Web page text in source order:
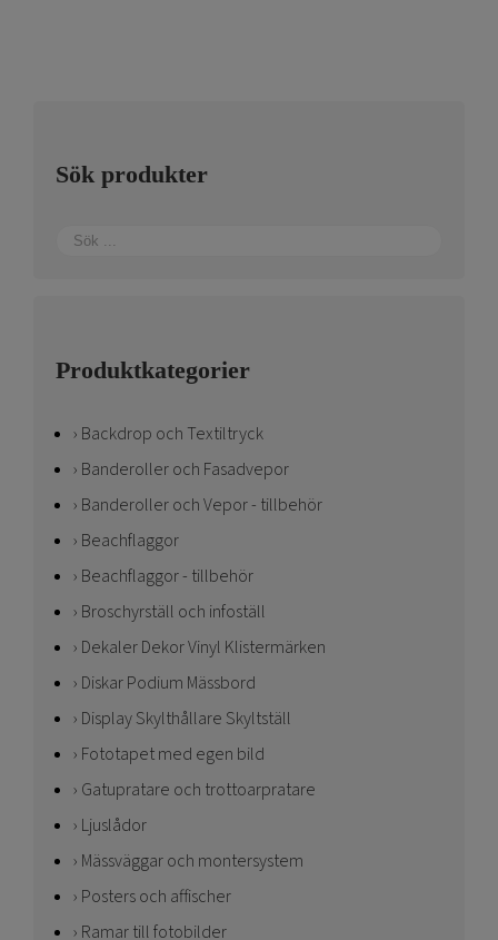
Sök produkter
Produktkategorier
Backdrop och Textiltryck
Banderoller och Fasadvepor
Banderoller och Vepor - tillbehör
Beachflaggor
Beachflaggor - tillbehör
Broschyrställ och infoställ
Dekaler Dekor Vinyl Klistermärken
Diskar Podium Mässbord
Display Skylthållare Skyltställ
Fototapet med egen bild
Gatupratare och trottoarpratare
Ljuslådor
Mässväggar och montersystem
Posters och affischer
Ramar till fotobilder